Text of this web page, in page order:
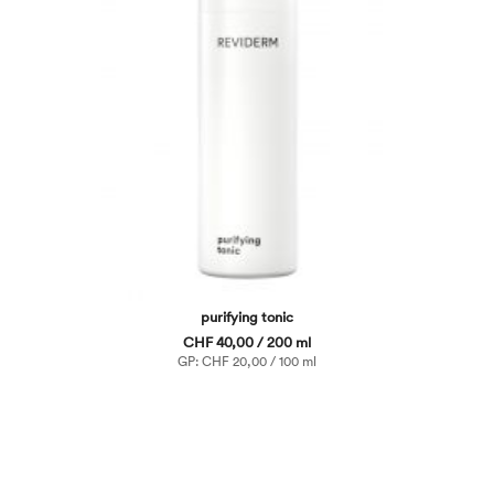
purifying tonic
CHF 40,00 / 200 ml
GP: CHF 20,00 / 100 ml